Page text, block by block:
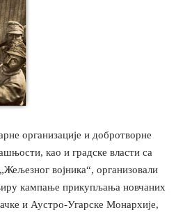
организације и добротворне
као и градске власти са
војника“, организовали
кампање прикупљања новчаних
и Аустро-Угарске Монархије,